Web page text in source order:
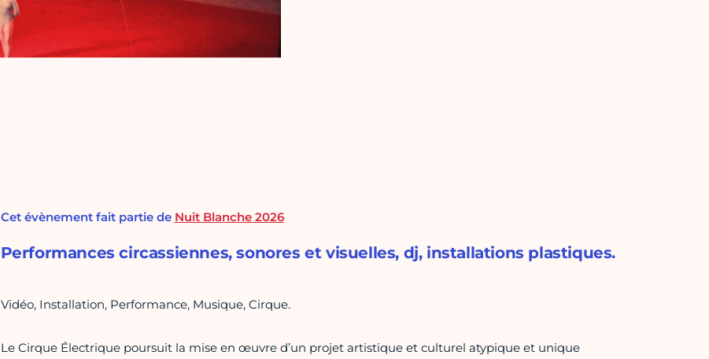
Cet évènement fait partie de Nuit Blanche 2026
Performances circassiennes, sonores et visuelles, dj, installations plastiques.
Vidéo, Installation, Performance, Musique, Cirque.
Le Cirque Électrique poursuit la mise en œuvre d’un projet artistique et culturel atypique et unique